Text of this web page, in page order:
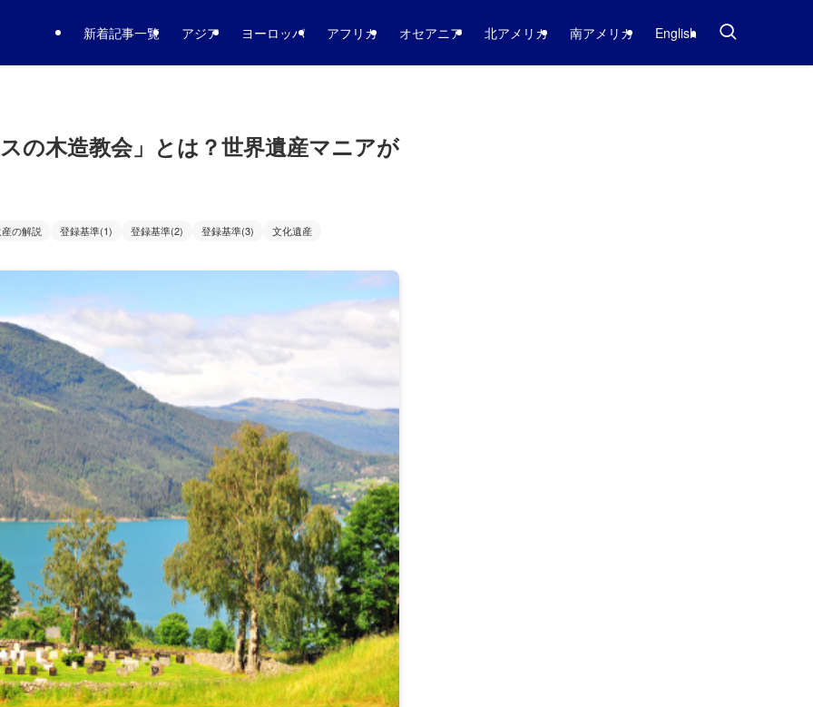
新着記事一覧 アジア ヨーロッパ アフリカ オセアニア 北アメリカ 南アメリカ English
の木造教会」とは？世界遺産マニアが
の解説 登録基準(1) 登録基準(2) 登録基準(3) 文化遺産